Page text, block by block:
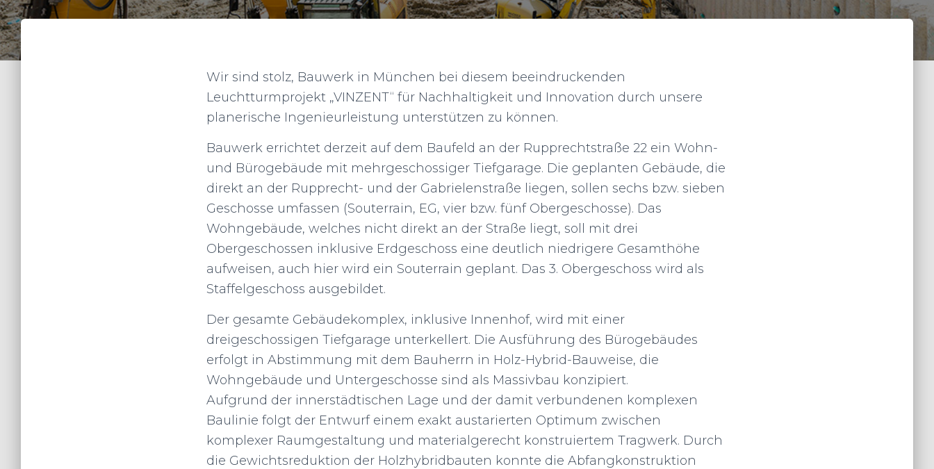
Wir sind stolz, Bauwerk in München bei diesem beeindruckenden
Leuchtturmprojekt „VINZENT“ für Nachhaltigkeit und Innovation durch unsere
planerische Ingenieurleistung unterstützen zu können.
Bauwerk errichtet derzeit auf dem Baufeld an der Rupprechtstraße 22 ein Wohn-
und Bürogebäude mit mehrgeschossiger Tiefgarage. Die geplanten Gebäude, die
direkt an der Rupprecht- und der Gabrielenstraße liegen, sollen sechs bzw. sieben
Geschosse umfassen (Souterrain, EG, vier bzw. fünf Obergeschosse). Das
Wohngebäude, welches nicht direkt an der Straße liegt, soll mit drei
Obergeschossen inklusive Erdgeschoss eine deutlich niedrigere Gesamthöhe
aufweisen, auch hier wird ein Souterrain geplant. Das 3. Obergeschoss wird als
Staffelgeschoss ausgebildet.
Der gesamte Gebäudekomplex, inklusive Innenhof, wird mit einer
dreigeschossigen Tiefgarage unterkellert. Die Ausführung des Bürogebäudes
erfolgt in Abstimmung mit dem Bauherrn in Holz-Hybrid-Bauweise, die
Wohngebäude und Untergeschosse sind als Massivbau konzipiert.
Aufgrund der innerstädtischen Lage und der damit verbundenen komplexen
Baulinie folgt der Entwurf einem exakt austarierten Optimum zwischen
komplexer Raumgestaltung und materialgerecht konstruiertem Tragwerk. Durch
die Gewichtsreduktion der Holzhybridbauten konnte die Abfangkonstruktion